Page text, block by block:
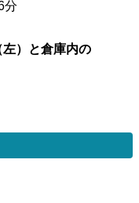
分
）と倉庫内の